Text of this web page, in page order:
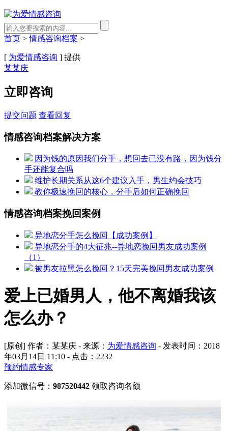
首页 >情感咨询档案 >
[ 为爱情感咨询 ] 提供
某某庆
立即咨询
提交问题 查看回复
情感咨询档案解决方案
因为钱的原因我们分手，想回去已没有路，因为钱分
手还能复合吗
维护长期关系从这6个建议入手，男生约会技巧
教你极速挽回的核心，分手后如何正确挽回
情感咨询档案挽回案例
异地恋分手怎么挽回【成功案例】
异地恋分手的4大征兆--异地恋挽回男友成功案例
（1）
被男友拉黑怎么挽回？15天完美挽回男友成功案例
爱上已婚男人，他不离婚我该
怎么办？
[原创] 作者：某某庆 - 来源： 为爱情感咨询 - 发表时间：2018
年03月14日 11:10 - 点击： 2232
预约情感专家
添加微信号： 987520442 领取咨询名额